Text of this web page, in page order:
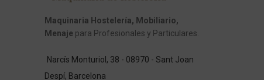
Maquinaria Hostelería, Mobiliario,
Menaje para Profesionales y Particulares.
Narcís Monturiol, 38 - 08970 - Sant Joan
Despí, Barcelona